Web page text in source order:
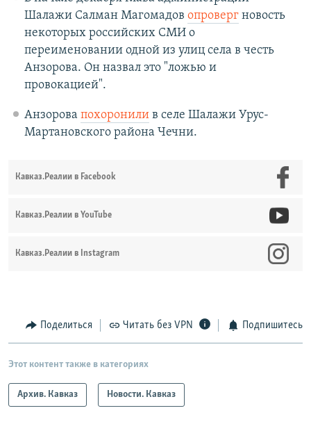
Шалажи Салман Магомадов опровергновость
некоторых российских СМИ о
переименовании одной из улиц села в честь
Анзорова. Он назвал это "ложью и
провокацией".
Анзорова похоронилив селе Шалажи Урус-
Мартановского района Чечни.
Кавказ.Реалии в Facebook
Кавказ.Реалии в YouTube
Кавказ.Реалии в Instagram
Поделиться Читать без VPN Подпишитесь
Этот контент также в категориях
Архив. Кавказ Новости. Кавказ